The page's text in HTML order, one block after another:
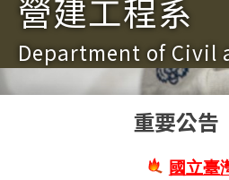
營建工程系
Department of Civil
重要公告
國立臺